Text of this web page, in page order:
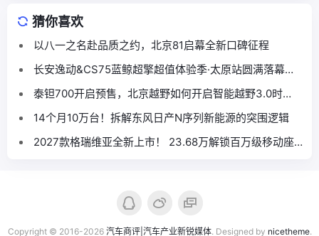
猜你喜欢
以八一之名赴品质之约，北京81启幕全新口碑征程
长安逸动&CS75蓝鲸超擎超值体验季·太原站圆满落幕，
泰钽700开启预售，北京越野如何开启智能越野3.0时
14个月10万台！拆解东风日产N序列新能源的突围逻辑
2027款格瑞维亚全新上市！ 23.68万解锁百万级移动座
Copyright © 2016-2026 汽车商评|汽车产业新锐媒体. Designed by nicetheme.